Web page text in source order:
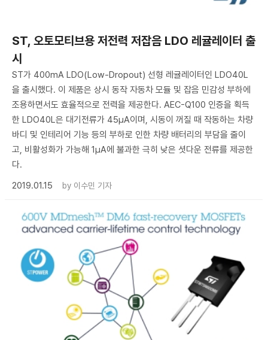
ST, 오토모티브용 저전력 저잡음 LDO 레귤레이터 출
시
ST가 400mA LDO(Low-Dropout) 선형 레귤레이터인 LDO40L
을 출시했다. 이 제품은 상시 동작 자동차 모듈 및 잡음 민감성 부하에
조용하면서도 효율적으로 전력을 제공한다. AEC-Q100 인증을 획득
한 LDO40L은 대기전류가 45μA이며, 시동이 꺼질 때 작동하는 차량
바디 및 인테리어 기능 등의 부하로 인한 차량 배터리의 부담을 줄이
고, 비활성화가 가능해 1μA에 불과한 극히 낮은 셧다운 전류를 제공한
다.
2019.01.15
by 이수민 기자